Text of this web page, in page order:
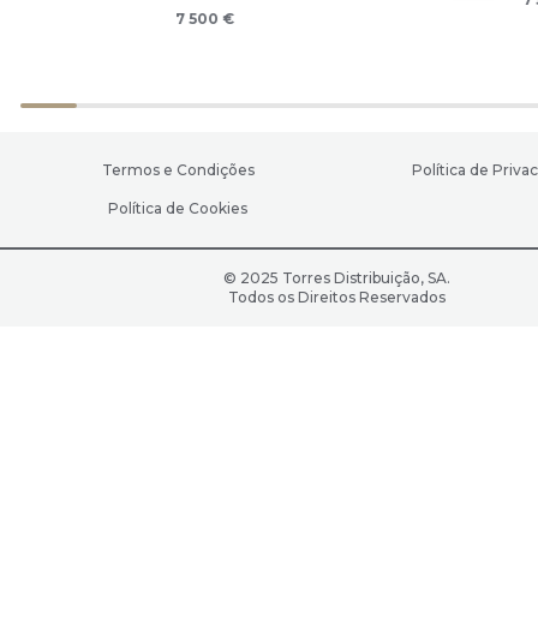
7 500 €
Termos e Condições Política de
Política de Cookies
© 2025 Torres Distribuição, SA.
Todos os Direitos Reservados